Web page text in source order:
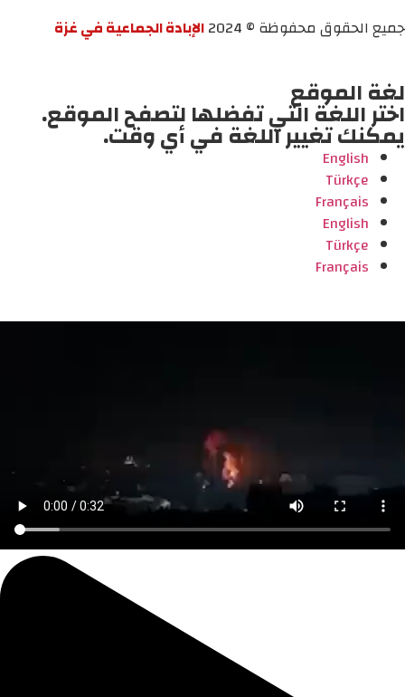
جميع الحقوق محفوظة © 2024
الإبادة الجماعية في غزة
لغة الموقع
اختر اللغة التي تفضلها لتصفح الموقع.
يمكنك تغيير اللغة في أي وقت.
English
Türkçe
Français
English
Türkçe
Français